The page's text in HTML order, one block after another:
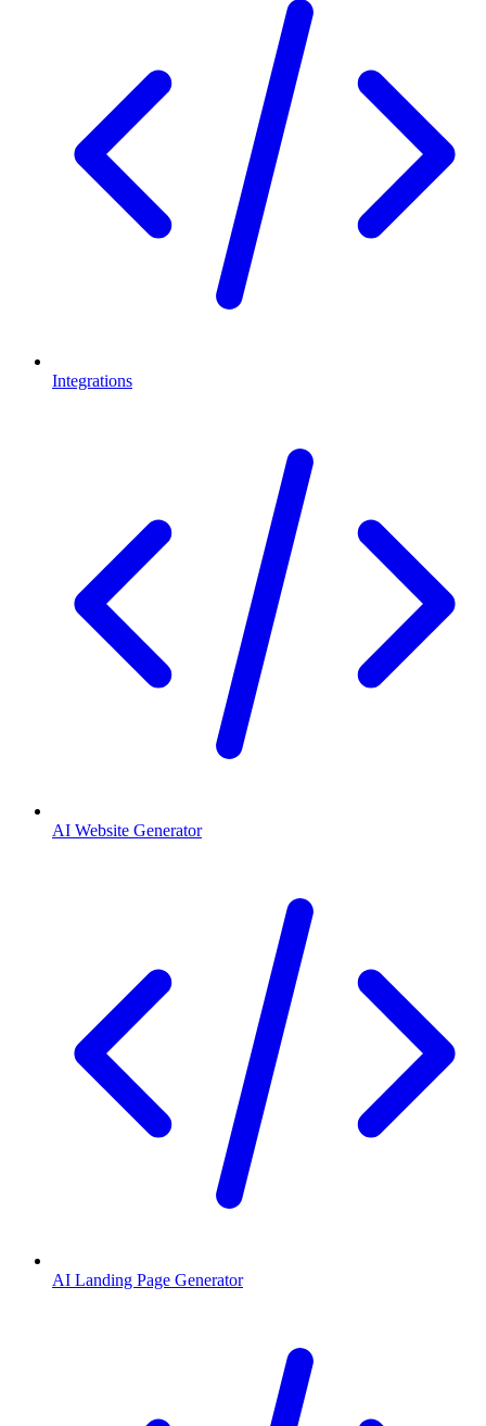
Integrations
AI Website Generator
AI Landing Page Generator